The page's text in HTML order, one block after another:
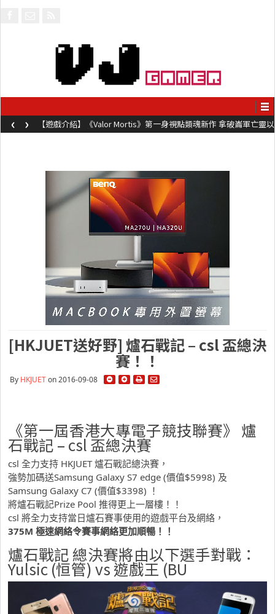
【遊戲介紹】《Valor Mortis》第一身視點類魂新作 拿破崙軍亡靈以
槍械劍與魔法殺敵
‹ ›
[HKJUET送好野] 爐石戰記 – csl 盃總決
賽！！
By HKJUETon 2016-09-08
《第一屆香港大專電子競技聯賽》 爐
石戰記 – csl 盃總決賽
csl 全力支持 HKJUET 爐石戰記總決賽，
強勢加碼送Samsung Galaxy S7 edge (價值$5998) 及
Samsung Galaxy C7 (價值$3398) ！
將爐石戰記Prize Pool 推得更上一層樓！！
csl 將全力支持當日爐石賽事使用的遊戲平台及網絡，
375M 極速網絡令賽事網絡更加順暢！！
爐石戰記 總決賽將由以下選手對戰：
Yulsic (恒管) vs 遊戲王 (BU